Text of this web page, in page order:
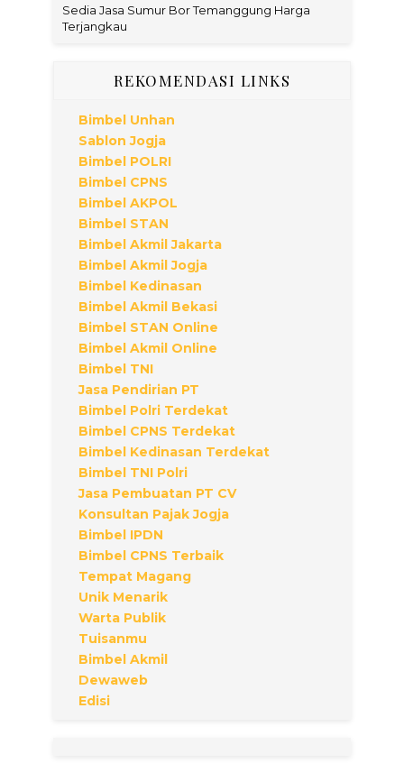
Sedia Jasa Sumur Bor Temanggung Harga
Terjangkau
REKOMENDASI LINKS
Bimbel Unhan
Sablon Jogja
Bimbel POLRI
Bimbel CPNS
Bimbel AKPOL
Bimbel STAN
Bimbel Akmil Jakarta
Bimbel Akmil Jogja
Bimbel Kedinasan
Bimbel Akmil Bekasi
Bimbel STAN Online
Bimbel Akmil Online
Bimbel TNI
Jasa Pendirian PT
Bimbel Polri Terdekat
Bimbel CPNS Terdekat
Bimbel Kedinasan Terdekat
Bimbel TNI Polri
Jasa Pembuatan PT CV
Konsultan Pajak Jogja
Bimbel IPDN
Bimbel CPNS Terbaik
Tempat Magang
Unik Menarik
Warta Publik
Tuisanmu
Bimbel Akmil
Dewaweb
Edisi